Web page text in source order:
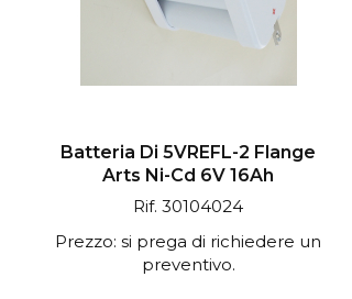
Batteria Di 5VREFL-2 Flange
Arts Ni-Cd 6V 16Ah
Rif. 30104024
Prezzo: si prega di richiedere un
preventivo.